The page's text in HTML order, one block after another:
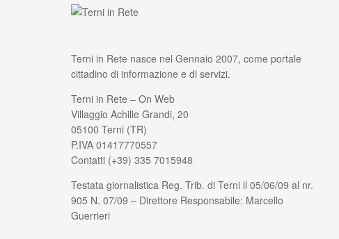
Terni in Rete nasce nel Gennaio 2007, come portale
cittadino di informazione e di servizi.
Terni in Rete – On Web
Villaggio Achille Grandi, 20
05100 Terni (TR)
P.IVA 01417770557
Contatti (+39) 335 7015948
Testata giornalistica Reg. Trib. di Terni il 05/06/09 al nr.
905 N. 07/09 – Direttore Responsabile: Marcello
Guerrieri